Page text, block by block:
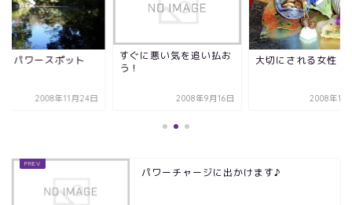
パワースポット
2008年11月24日
すぐに悪い気を追い払お
う！
2008年9月16日
大切にされる女性
2008年11
パワーチャージに出かけます♪